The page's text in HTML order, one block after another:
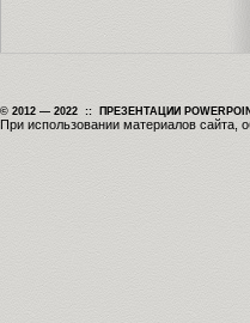
© 2012 — 2022 :: ПРЕЗЕНТАЦИИ
При использовании материалов сайта,